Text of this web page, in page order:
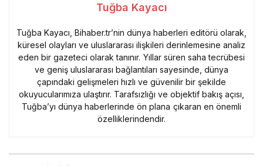
Tuğba Kayacı
Tuğba Kayacı, Bihaber.tr’nin dünya haberleri editörü olarak,
küresel olayları ve uluslararası ilişkileri derinlemesine analiz
eden bir gazeteci olarak tanınır. Yıllar süren saha tecrübesi
ve geniş uluslararası bağlantıları sayesinde, dünya
çapındaki gelişmeleri hızlı ve güvenilir bir şekilde
okuyucularımıza ulaştırır. Tarafsızlığı ve objektif bakış açısı,
Tuğba’yı dünya haberlerinde ön plana çıkaran en önemli
özelliklerindendir.